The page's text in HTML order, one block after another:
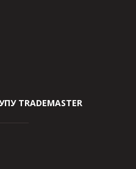
TRADEMASTER